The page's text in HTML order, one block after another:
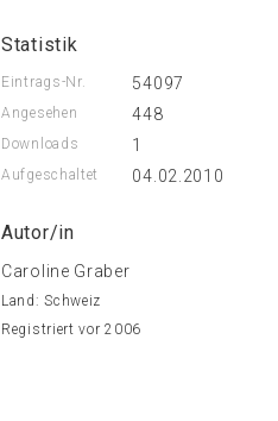
Statistik
Eintrags-Nr. 54097
Angesehen 448
Downloads 1
Aufgeschaltet 04.02.2010
Autor/in
Caroline Graber
Land: Schweiz
Registriert vor 2006